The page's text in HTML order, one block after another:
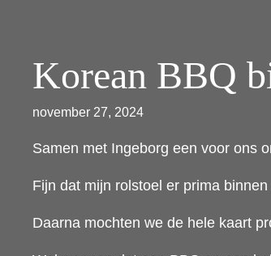
Korean BBQ
november 27, 2024
Samen met Ingeborg een voor ons
Fijn dat mijn rolstoel er prima
Daarna mochten we de hele kaart